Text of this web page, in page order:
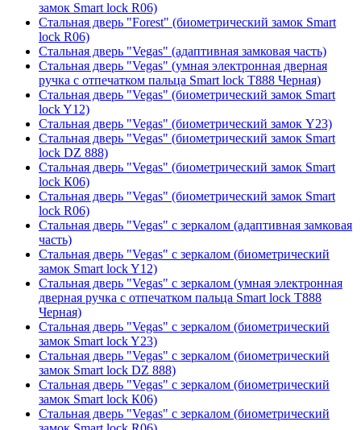
замок Smart lock R06)
Стальная дверь "Forest" (биометрический замок Smart
lock R06)
Стальная дверь "Vegas" (адаптивная замковая часть)
Стальная дверь "Vegas" (умная электронная дверная
ручка с отпечатком пальца Smart lock T888 Черная)
Стальная дверь "Vegas" (биометрический замок Smart
lock Y12)
Стальная дверь "Vegas" (биометрический замок Y23)
Стальная дверь "Vegas" (биометрический замок Smart
lock DZ 888)
Стальная дверь "Vegas" (биометрический замок Smart
lock К06)
Стальная дверь "Vegas" (биометрический замок Smart
lock R06)
Стальная дверь "Vegas" с зеркалом (адаптивная замковая
часть)
Стальная дверь "Vegas" с зеркалом (биометрический
замок Smart lock Y12)
Стальная дверь "Vegas" с зеркалом (умная электронная
дверная ручка с отпечатком пальца Smart lock T888
Черная)
Стальная дверь "Vegas" с зеркалом (биометрический
замок Smart lock Y23)
Стальная дверь "Vegas" с зеркалом (биометрический
замок Smart lock DZ 888)
Стальная дверь "Vegas" с зеркалом (биометрический
замок Smart lock К06)
Стальная дверь "Vegas" с зеркалом (биометрический